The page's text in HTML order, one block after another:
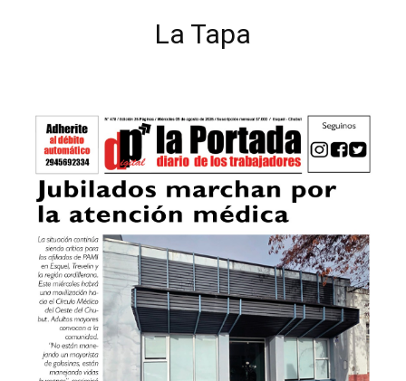
La Tapa